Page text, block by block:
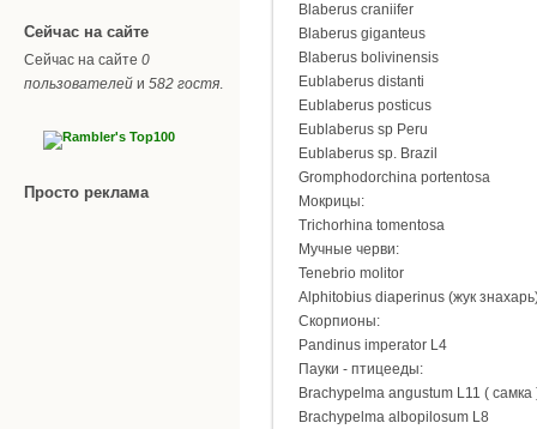
Сейчас на сайте
Сейчас на сайте 0
пользователей и 582 гостя.
Просто реклама
Blaberus craniifer
Blaberus giganteus
Blaberus bolivinensis
Eublaberus distanti
Eublaberus posticus
Eublaberus sp Peru
Eublaberus sp. Brazil
Gromphodorchina portentosa
Мокрицы:
Trichorhina tomentosa
Мучные черви:
Tenebrio molitor
Alphitobius diaperinus (жук
Скорпионы:
Pandinus imperator L4
Пауки - птицееды:
Brachypelma angustum L11 ( самка
Brachypelma albopilosum L8